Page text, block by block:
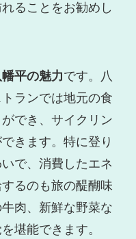
ることをお勧めし
平の魅力です。八
ランでは地元の食
でき、サイクリン
きます。特に登り
で、消費したエネ
るのも旅の醍醐味
肉、新鮮な野菜な
堪能できます。